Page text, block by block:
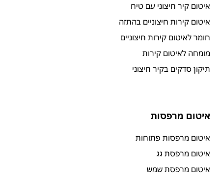
איטום קיר חיצוני עם טיח
איטום קירות חיצוניים בהתזה
חומר לאיטום קירות חיצוניים
מומחה לאיטום קירות
תיקון סדקים בקיר חיצוני
איטום מרפסות
איטום מרפסות פתוחות
איטום מרפסת גג
איטום מרפסת שמש